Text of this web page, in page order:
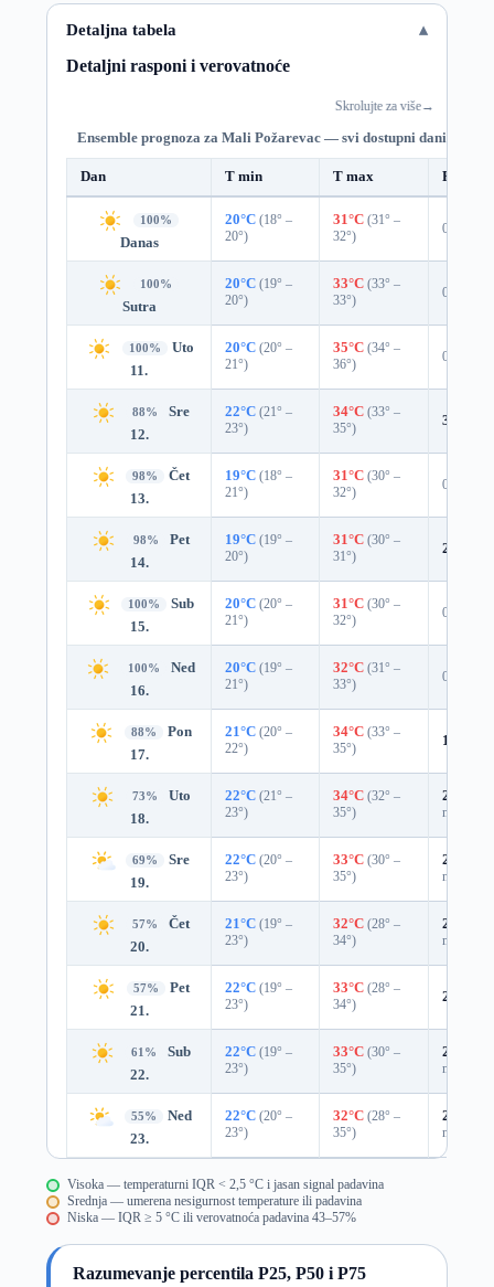
Detaljna tabela
Detaljni rasponi i verovatnoće
Skrolujte za više→
Ensemble prognoza za Mali Požarevac — svi dostupni dani
Dan T min T max
100%
Danas
20°C (18° –
20°)
31°C (31° –
32°)
0%
100%
Sutra
20°C (19° –
20°)
33°C (33° –
33°)
0%
100%
Uto
11.
20°C (20° –
21°)
35°C (34° –
36°)
0%
88%
Sre
12.
22°C (21° –
23°)
34°C (33° –
35°)
3%
98%
Čet
13.
19°C (18° –
21°)
31°C (30° –
32°)
0%
98%
Pet
14.
19°C (19° –
20°)
31°C (30° –
31°)
2%
100%
Sub
15.
20°C (20° –
21°)
31°C (30° –
32°)
0%
100%
Ned
16.
20°C (19° –
21°)
32°C (31° –
33°)
0%
88%
Pon
17.
21°C (20° –
22°)
34°C (33° –
35°)
12%
73%
Uto
18.
22°C (21° –
23°)
34°C (32° –
35°)
25%
mm)
69%
Sre
19.
22°C (20° –
23°)
33°C (30° –
35°)
27%
mm)
57%
Čet
20.
21°C (19° –
23°)
32°C (28° –
34°)
29%
mm)
57%
Pet
21.
22°C (19° –
23°)
33°C (28° –
34°)
22%
61%
Sub
22.
22°C (19° –
23°)
33°C (30° –
35°)
27%
mm)
55%
Ned
23.
22°C (20° –
23°)
32°C (28° –
35°)
25%
mm)
Visoka — temperaturni IQR < 2,5 °C i jasan signal padavina
Srednja — umerena nesigurnost temperature ili padavina
Niska — IQR ≥ 5 °C ili verovatnoća padavina 43–57%
Razumevanje percentila P25, P50 i P75